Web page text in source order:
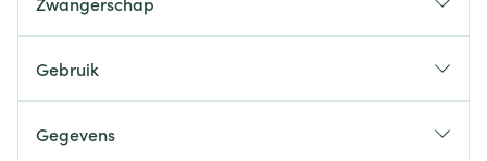
Gebruik
Gegevens